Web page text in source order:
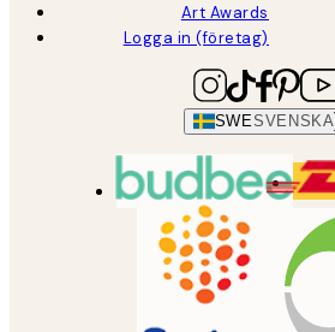
Art Awards
Logga in (företag)
SWESVENSKA